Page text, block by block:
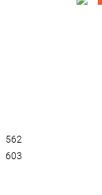
562
603